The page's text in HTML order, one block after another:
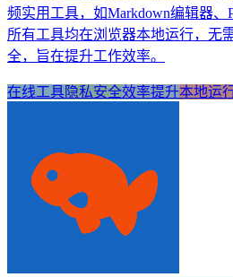
频实用工具，如Markdown编辑器、
所有工具均在浏览器本地运行，无
全，旨在提升工作效率。
在线工具隐私安全效率提升本地运